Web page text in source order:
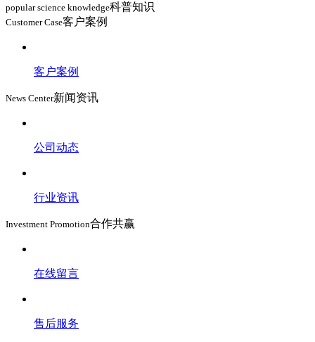
popular science knowledge科普知识
Customer Case客户案例
客户案例
News Center新闻资讯
公司动态
行业资讯
Investment Promotion合作共赢
在线留言
售后服务